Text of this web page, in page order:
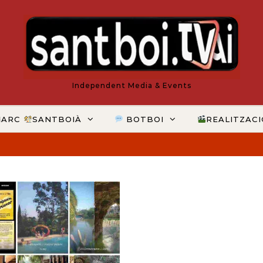
Independent Media & Events
SANTBOIÀ BOTBOI